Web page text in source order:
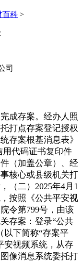
百科 >
司
成存案。经办人照
打点存案登记授权
存案根基消息表》
用代码证书复印件
（加盖公章）、经
核心或县级机关打
（二）2025年4月1
按照《公共平安视
令第799号，由该
存案：登录“公共
以下简称“存案平
安视频系统，从存
像消息系统委托打